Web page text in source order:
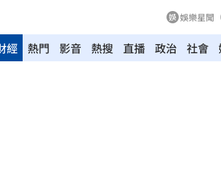
娛樂星聞
熱門 影音 熱搜 直播 政治 社會
經